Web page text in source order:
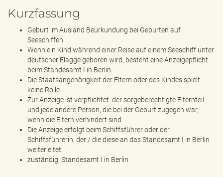
Kurzfassung
Geburt im Ausland Beurkundung bei Geburten auf
Seeschiffen
Wenn ein Kind während einer Reise auf einem Seeschiff unter
deutscher Flagge geboren wird, besteht eine Anzeigepflicht
beim Standesamt I in Berlin.
Die Staatsangehörigkeit der Eltern oder des Kindes spielt
keine Rolle.
Zur Anzeige ist verpflichtet: der sorgeberechtigte Elternteil
und jede andere Person, die bei der Geburt zugegen war,
wenn die Eltern verhindert sind
Die Anzeige erfolgt beim Schiffsführer oder der
Schiffsführerin, der / die diese an das Standesamt I in Berlin
weiterleitet.
zuständig: Standesamt I in Berlin